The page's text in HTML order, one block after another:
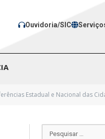
Ouvidoria/SIC
Estadual e Nacional das